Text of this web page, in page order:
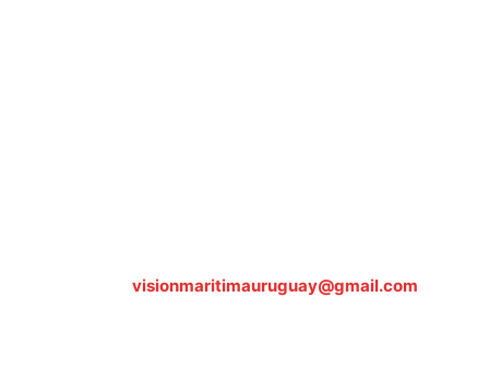
visionmaritimauruguay@gmail.com